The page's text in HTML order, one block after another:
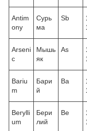
Antim
ony
Сурь
ма
Sb
Arseni
c
Мышь
як
As
Bariu
m
Бари
й
Ba
Berylli
um
Бери
лий
Be